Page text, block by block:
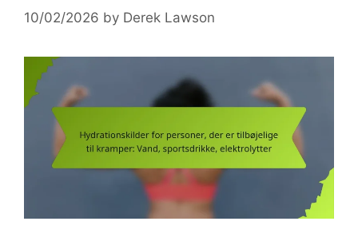
10/02/2026 by Derek Lawson